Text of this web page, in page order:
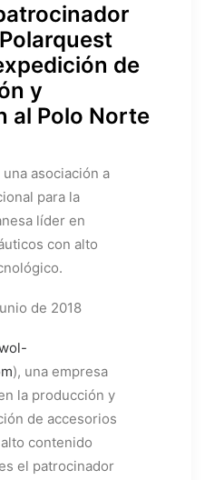
de
y
al Polo Norte
asociación a
para la
líder en
con alto
de 2018
), una empresa
la producción y
de accesorios
contenido
el patrocinador